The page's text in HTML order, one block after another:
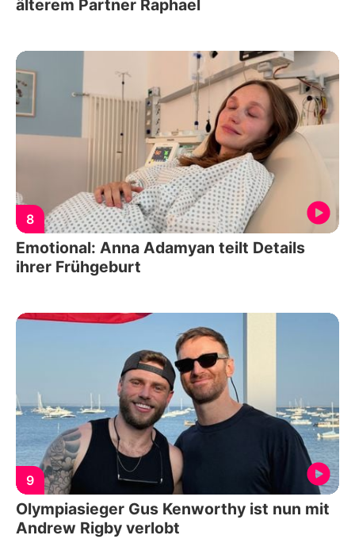
älterem Partner Raphael
8
Emotional: Anna Adamyan teilt Details
ihrer Frühgeburt
9
Olympiasieger Gus Kenworthy ist nun mit
Andrew Rigby verlobt